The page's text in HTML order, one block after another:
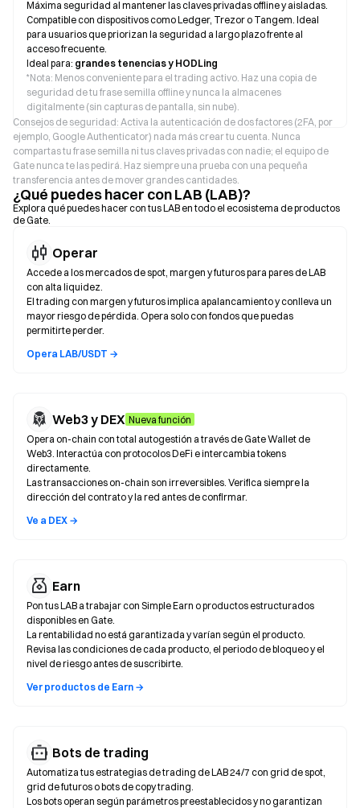
Máxima seguridad al mantener las claves privadas offline y aisladas.
Compatible con dispositivos como Ledger, Trezor o Tangem. Ideal
para usuarios que priorizan la seguridad a largo plazo frente al
acceso frecuente.
Ideal para: grandes tenencias y HODLing
*Nota: Menos conveniente para el trading activo. Haz una copia de
seguridad de tu frase semilla offline y nunca la almacenes
digitalmente (sin capturas de pantalla, sin nube).
Consejos de seguridad: Activa la autenticación de dos factores (2FA, por
ejemplo, Google Authenticator) nada más crear tu cuenta. Nunca
compartas tu frase semilla ni tus claves privadas con nadie; el equipo de
Gate nunca te las pedirá. Haz siempre una prueba con una pequeña
transferencia antes de mover grandes cantidades.
¿Qué puedes hacer con LAB (LAB)?
Explora qué puedes hacer con tus LAB en todo el ecosistema de productos
de Gate.
Operar
Accede a los mercados de spot, margen y futuros para pares de LAB
con alta liquidez.
El trading con margen y futuros implica apalancamiento y conlleva un
mayor riesgo de pérdida. Opera solo con fondos que puedas
permitirte perder.
Opera LAB/USDT →
Web3 y DEX Nueva función
Opera on-chain con total autogestión a través de Gate Wallet de
Web3. Interactúa con protocolos DeFi e intercambia tokens
directamente.
Las transacciones on-chain son irreversibles. Verifica siempre la
dirección del contrato y la red antes de confirmar.
Ve a DEX →
Earn
Pon tus LAB a trabajar con Simple Earn o productos estructurados
disponibles en Gate.
La rentabilidad no está garantizada y varían según el producto.
Revisa las condiciones de cada producto, el periodo de bloqueo y el
nivel de riesgo antes de suscribirte.
Ver productos de Earn →
Bots de trading
Automatiza tus estrategias de trading de LAB 24/7 con grid de spot,
grid de futuros o bots de copy trading.
Los bots operan según parámetros preestablecidos y no garantizan